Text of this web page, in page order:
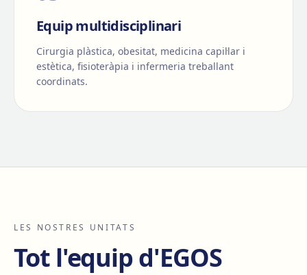
Equip multidisciplinari
Cirurgia plàstica, obesitat, medicina capil·lar i
estètica, fisioteràpia i infermeria treballant
coordinats.
LES NOSTRES UNITATS
Tot l'equip d'EGOS